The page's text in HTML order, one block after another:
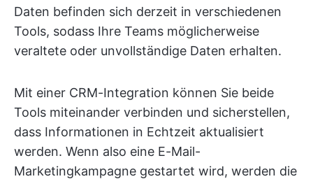
Daten befinden sich derzeit in verschiedenen
Tools, sodass Ihre Teams möglicherweise
veraltete oder unvollständige Daten erhalten.
Mit einer CRM-Integration können Sie beide
Tools miteinander verbinden und sicherstellen,
dass Informationen in Echtzeit aktualisiert
werden. Wenn also eine E-Mail-
Marketingkampagne gestartet wird, werden die